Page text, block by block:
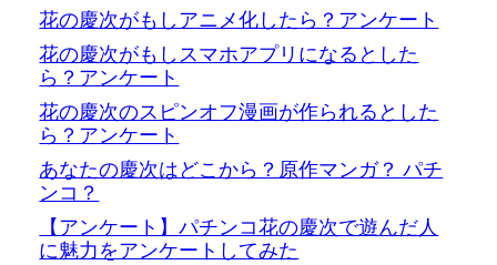
花の慶次がもしアニメ化したら？アンケート
花の慶次がもしスマホアプリになるとした
ら？アンケート
花の慶次のスピンオフ漫画が作られるとした
ら？アンケート
あなたの慶次はどこから？原作マンガ？ パチ
ンコ？
【アンケート】パチンコ花の慶次で遊んだ人
に魅力をアンケートしてみた